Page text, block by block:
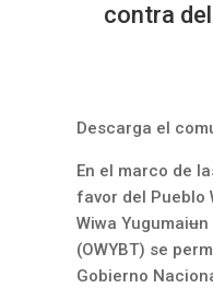
contra
Descarga el
En el marco de
favor del Pueblo
Wiwa Yugumaiun
(OWYBT) se
Gobierno